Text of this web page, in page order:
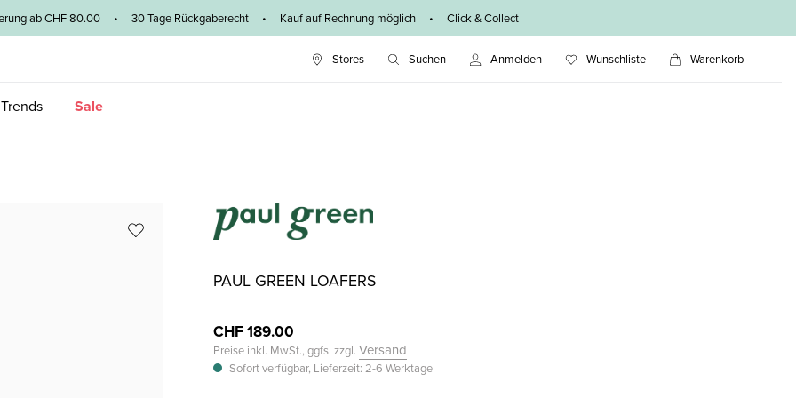
ab CHF 80.00 • 30 Tage Rückgaberecht • Kauf auf Rechnung möglich • Click & Collect
Stores Suchen Anmelden Wunschliste Warenkorb
Sale
PAUL GREEN LOAFERS
CHF 189.00
Preise inkl. MwSt., ggfs. zzgl. Versand
Sofort verfügbar, Lieferzeit: 2-6 Werktage